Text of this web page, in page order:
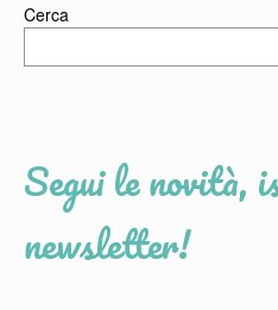
Cerca
Segui le novità,
newsletter!